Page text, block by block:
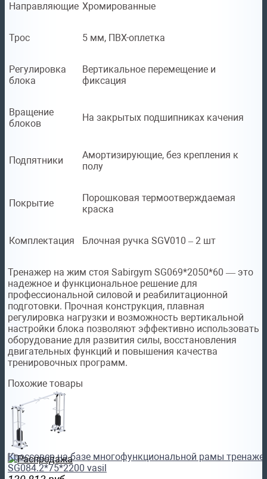
Направляющие Хромированные
Трос 5 мм, ПВХ-оплетка
Регулировка
блока
Вертикальное перемещение и
фиксация
Вращение
блоков
На закрытых подшипниках качения
Подпятники
Амортизирующие, без крепления к
полу
Покрытие
Порошковая термоотверждаемая
краска
Комплектация Блочная ручка SGV010 – 2 шт
Тренажер на жим стоя Sabirgym SG069*2050*60 — это
надежное и функциональное решение для
профессиональной силовой и реабилитационной
подготовки. Прочная конструкция, плавная
регулировка нагрузки и возможность вертикальной
настройки блока позволяют эффективно использовать
оборудование для развития силы, восстановления
двигательных функций и повышения качества
тренировочных программ.
Похожие товары
Кроссовер на базе многофункциональной рамы
SG084.2*75*2200 vasil